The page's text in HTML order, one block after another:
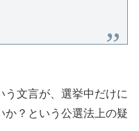
文言が、選挙中だけに
か？という公選法上の疑